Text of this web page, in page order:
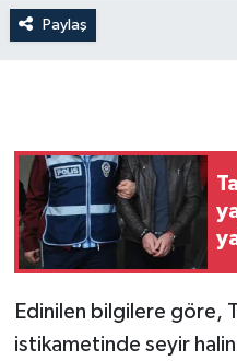
Paylaş
Edinilen bilgilere göre,
istikametinde seyir
Otomobil
Resmî ilanlar
Sağlık
Siyaset
Spor